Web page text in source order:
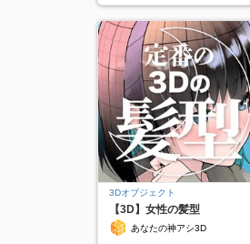
3Dオブジェクト
【3D】女性の髪型
あなたの神アシ3D